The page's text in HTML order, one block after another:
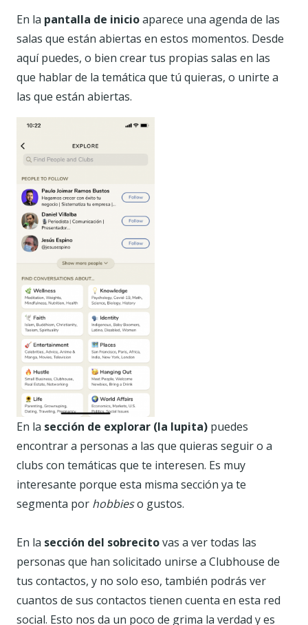
En la pantalla de inicioaparece una agenda de las
salas que están abiertas en estos momentos. Desde
aquí puedes, o bien crear tus propias salas en las
que hablar de la temática que tú quieras, o unirte a
las que están abiertas.
En la sección de explorar (la lupita) puedes
encontrar a personas a las que quieras seguir o a
clubs con temáticas que te interesen. Es muy
interesante porque esta misma sección ya te
segmenta por hobbieso gustos.
En la sección del sobrecitovas a ver todas las
personas que han solicitado unirse a Clubhouse de
tus contactos, y no solo eso, también podrás ver
cuantos de sus contactos tienen cuenta en esta red
social. Esto nos da un poco de grima la verdad y es